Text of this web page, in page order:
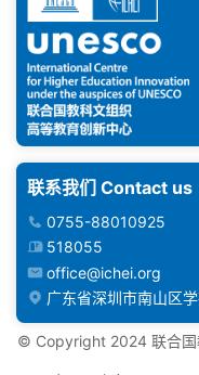
联系我们 Contact us
0755-88010925
518055
office@ichei.org
广东省深圳市南山区
©️ Copyright 2024 联合国